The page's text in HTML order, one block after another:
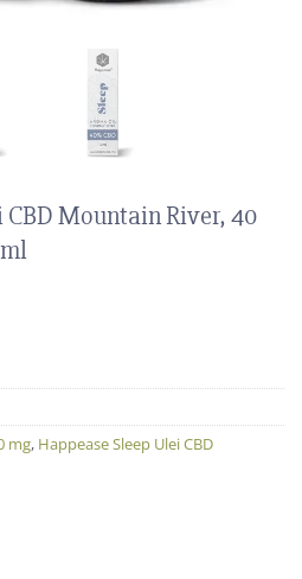
Mountain River, 40
mg, Happease Sleep Ulei CBD